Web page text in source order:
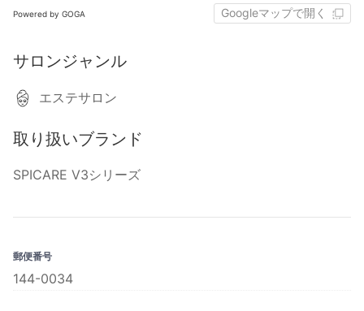
Powered by GOGA Googleマップで開く
サロンジャンル
エステサロン
取り扱いブランド
SPICARE V3シリーズ
郵便番号
144-0034